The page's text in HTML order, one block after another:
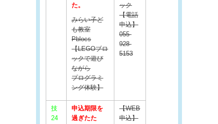
た。
みらい子ど
も教室
Pblocs
【LEGOブロ
ックで遊び
ながら
プログラミ
ング体験】
ック
【電話
申込】
055-
928-
5153
技
24
申込期限を
過ぎたた
【WEB
申込】